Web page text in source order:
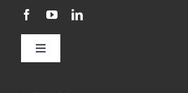
Toggle